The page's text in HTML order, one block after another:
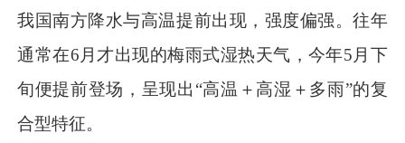
我国南方降水与高温提前出现，强度偏强。往年
通常在6月才出现的梅雨式湿热天气，今年5月下
旬便提前登场，呈现出“高温＋高湿＋多雨”的复
合型特征。